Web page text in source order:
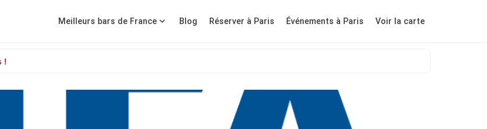
Meilleurs bars de France Blog Réserver à Paris Événements à Paris Voir la carte
!